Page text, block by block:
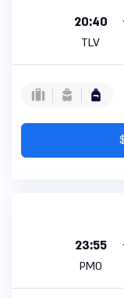
20:40
TLV
23:55
PMO